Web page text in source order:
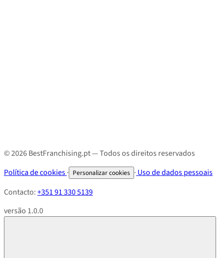
© 2026 BestFranchising.pt — Todos os direitos reservados
Política de cookies· Personalizar cookies · Uso de dados pessoais
Contacto:+351 91 330 5139
versão 1.0.0